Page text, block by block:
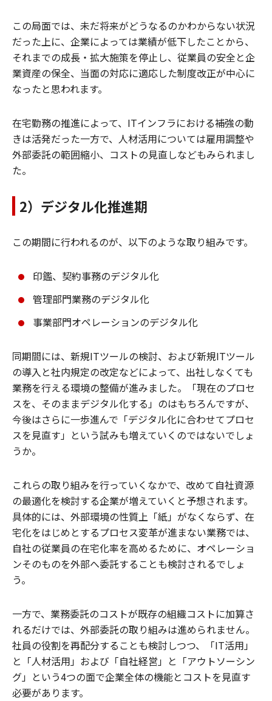
この局面では、未だ将来がどうなるのかわからない状況
だった上に、企業によっては業績が低下したことから、
それまでの成長・拡大施策を停止し、従業員の安全と企
業資産の保全、当面の対応に適応した制度改正が中心に
なったと思われます。
在宅勤務の推進によって、ITインフラにおける補強の動
きは活発だった一方で、人材活用については雇用調整や
外部委託の範囲縮小、コストの見直しなどもみられまし
た。
2）デジタル化推進期
この期間に行われるのが、以下のような取り組みです。
印鑑、契約事務のデジタル化
管理部門業務のデジタル化
事業部門オペレーションのデジタル化
同期間には、新規ITツールの検討、および新規ITツール
の導入と社内規定の改定などによって、出社しなくても
業務を行える環境の整備が進みました。「現在のプロセ
スを、そのままデジタル化する」のはもちろんですが、
今後はさらに一歩進んで「デジタル化に合わせてプロセ
スを見直す」という試みも増えていくのではないでしょ
うか。
これらの取り組みを行っていくなかで、改めて自社資源
の最適化を検討する企業が増えていくと予想されます。
具体的には、外部環境の性質上「紙」がなくならず、在
宅化をはじめとするプロセス変革が進まない業務では、
自社の従業員の在宅化率を高めるために、オペレーショ
ンそのものを外部へ委託することも検討されるでしょ
う。
一方で、業務委託のコストが既存の組織コストに加算さ
れるだけでは、外部委託の取り組みは進められません。
社員の役割を再配分することも検討しつつ、「IT活用」
と「人材活用」および「自社経営」と「アウトソーシン
グ」という4つの面で企業全体の機能とコストを見直す
必要があります。